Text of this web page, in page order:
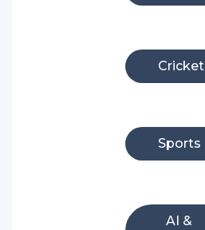
Cricket
Sports
AI &